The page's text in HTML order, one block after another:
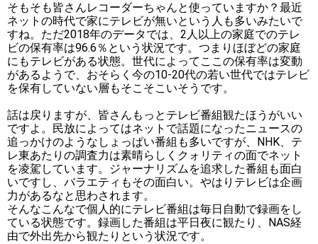
そもそも皆さんレコーダーちゃんと使っていますか？最近
ネットの時代で家にテレビが無いという人も多いみたいで
すね。ただ2018年のデータでは、2人以上の家庭でのテレ
ビの保有率は96.6％という状況です。つまりほぼどの家庭
にもテレビがある状態。世代によってここの保有率は変動
があるようで、おそらく今の10-20代の若い世代ではテレビ
を保有していない層もそこそこいそうです。
話は戻りますが、皆さんもっとテレビ番組観たほうがいい
ですよ。民放によってはネットで話題になったニュースの
追っかけのようなしょっぱい番組も多いですが、NHK、テ
レ東あたりの調査力は素晴らしくクォリティの面でネット
を凌駕しています。ジャーナリズムを追求した番組も面白
いですし、バラエティもその面白い。やはりテレビは企画
力があるなと思わされます。
そんなこんなで個人的にテレビ番組は毎日自動で録画をし
ている状態です。録画した番組は平日夜に観たり、NAS経
由で外出先から観たりという状況です。